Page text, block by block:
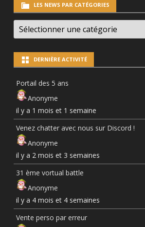
LES NEWS PAR CATÉGORIES
LES
NEWS
PAR
DERNIÈRE ACTIVITÉ
Portail des 5 ans
Anonyme
il y a 1 mois et 1 semaine
Venez chatter avec nous sur Discord !
Anonyme
il y a 2 mois et 3 semaines
31 ème vortual battle
Anonyme
il y a 4 mois et 4 semaines
Vente perso par erreur